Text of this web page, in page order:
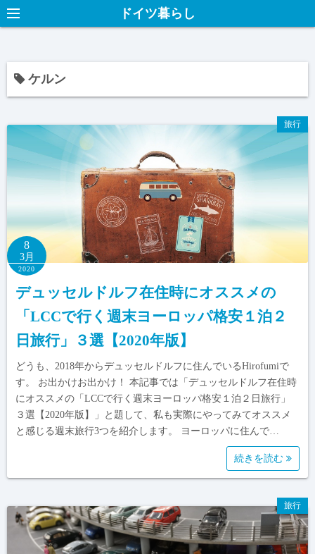
ドイツ暮らし
ケルン
旅行
8
3月
2020
デュッセルドルフ在住時にオススメの
「LCCで行く週末ヨーロッパ格安１泊２
日旅行」３選【2020年版】
どうも、2018年からデュッセルドルフに住んでいるHirofumiで
す。 お出かけお出かけ！ 本記事では「デュッセルドルフ在住時
にオススメの「LCCで行く週末ヨーロッパ格安１泊２日旅行」
３選【2020年版】」と題して、私も実際にやってみてオススメ
と感じる週末旅行3つを紹介します。 ヨーロッパに住んで…
続きを読む
旅行